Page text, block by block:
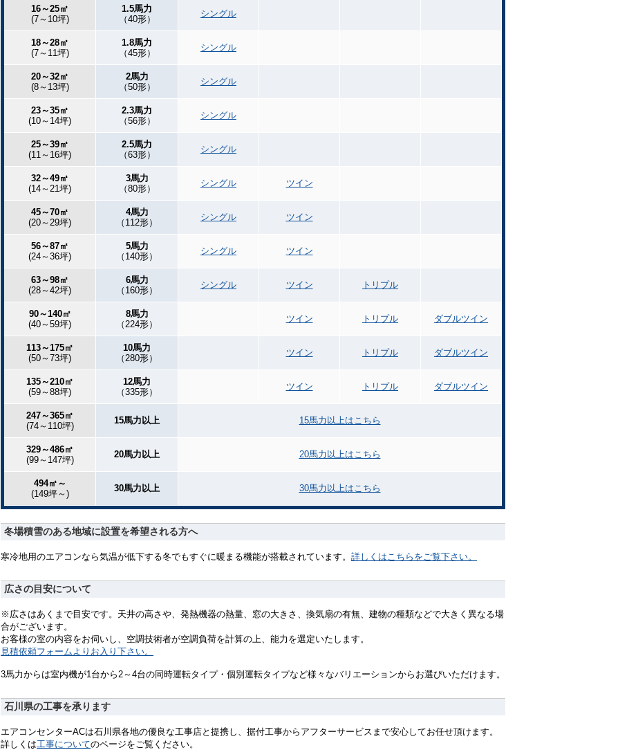
16～25㎡
(7～10坪)
1.5馬力
（40形）
シングル
18～28㎡
(7～11坪)
1.8馬力
（45形）
シングル
20～32㎡
(8～13坪)
2馬力
（50形）
シングル
23～35㎡
(10～14坪)
2.3馬力
（56形）
シングル
25～39㎡
(11～16坪)
2.5馬力
（63形）
シングル
32～49㎡
(14～21坪)
3馬力
（80形）
シングル ツイン
45～70㎡
(20～29坪)
4馬力
（112形）
シングル ツイン
56～87㎡
(24～36坪)
5馬力
（140形）
シングル ツイン
63～98㎡
(28～42坪)
6馬力
（160形）
シングル ツイン トリプル
90～140㎡
(40～59坪)
8馬力
（224形）
ツイン トリプル ダブルツイン
113～175㎡
(50～73坪)
10馬力
（280形）
ツイン トリプル ダブルツイン
135～210㎡
(59～88坪)
12馬力
（335形）
ツイン トリプル ダブルツイン
247～365㎡
(74～110坪)
15馬力以上 15馬力以上はこちら
329～486㎡
(99～147坪)
20馬力以上 20馬力以上はこちら
494㎡～
(149坪～)
30馬力以上 30馬力以上はこちら
冬場積雪のある地域に設置を希望される方へ
寒冷地用のエアコンなら気温が低下する冬でもすぐに暖まる機能が搭載されています。 詳しくはこちらをご覧下さい。
広さの目安について
※広さはあくまで目安です。天井の高さや、発熱機器の熱量、窓の大きさ、換気扇の有無、建物の種類などで大きく異なる場
合がございます。
お客様の室の内容をお伺いし、空調技術者が空調負荷を計算の上、能力を選定いたします。
見積依頼フォームよりお入り下さい。
3馬力からは室内機が1台から2～4台の同時運転タイプ・個別運転タイプなど様々なバリエーションからお選びいただけます。
石川県の工事を承ります
エアコンセンターACは石川県各地の優良な工事店と提携し、据付工事からアフターサービスまで安心してお任せ頂けます。
詳しくは工事についてのページをご覧ください。